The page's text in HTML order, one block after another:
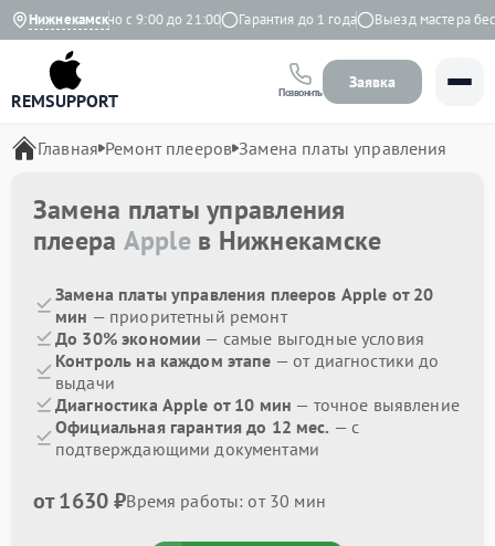
Нижнекамск
Ежедневно с 9:00 до 21:00 Гарантия до 1 года Выезд мастера
REMSUPPORT Позвонить
Заявка
Главная Ремонт плееров Замена платы управления
Замена платы управления
плеера Appleв Нижнекамске
Замена платы управления плееров Apple от 20
мин — приоритетный ремонт
До 30% экономии — самые выгодные условия
Контроль на каждом этапе — от диагностики до
выдачи
Диагностика Apple от 10 мин — точное выявление
Официальная гарантия до 12 мес. — с
подтверждающими документами
от 1630 ₽Время работы: от 30 мин